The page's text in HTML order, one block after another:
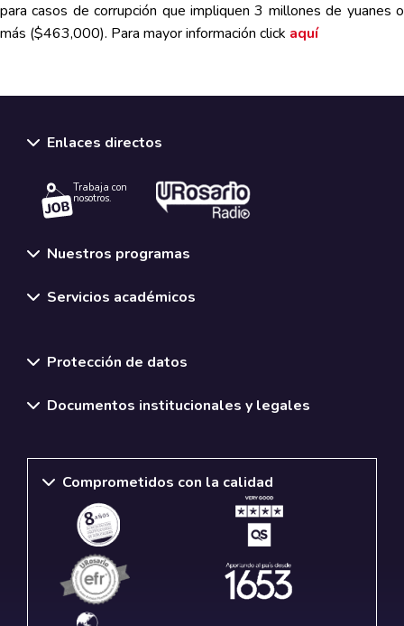
para casos de corrupción que impliquen 3 millones de yuanes o
más ($463,000). Para mayor información click aquí
Enlaces directos
Trabaja con
nosotros.
Nuestros programas
Servicios académicos
Protección de datos
Documentos institucionales y legales
Comprometidos con la calidad